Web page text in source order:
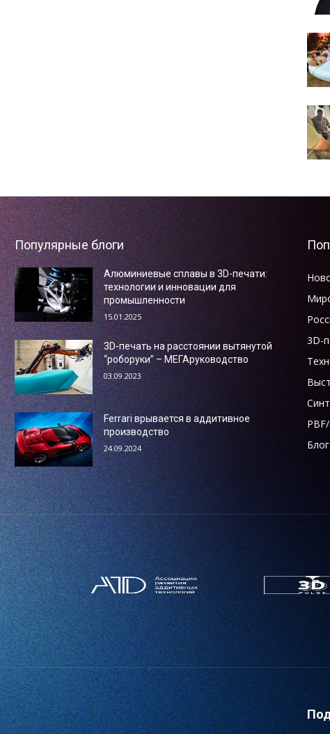
Популярные блоги
Алюминиевые сплавы в 3D-печати:
технологии и инновации для
промышленности
15.01.2025
3D-печать на расстоянии вытянутой
“роборуки” – МЕГАруководство
03.09.2023
Ferrari врывается в аддитивное
производство
24.09.2024
3D-
Блог